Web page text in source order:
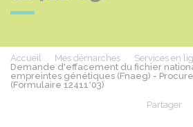
Accueil Mes démarches
Services en
Demande d'effacement du fichier
empreintes génétiques (Fnaeg) -
(Formulaire 12411*03)
Partager